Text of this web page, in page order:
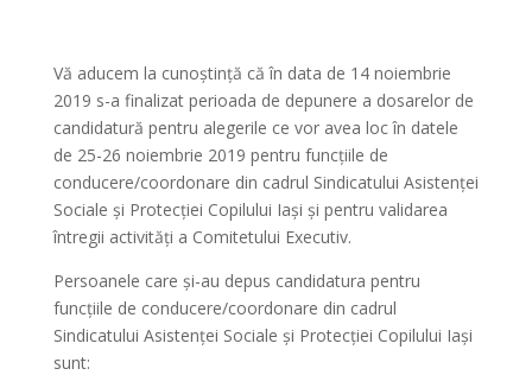
Vă aducem la cunoștință că în data de 14 noiembrie
2019 s-a finalizat perioada de depunere a dosarelor de
candidatură pentru alegerile ce vor avea loc în datele
de 25-26 noiembrie 2019 pentru funcţiile de
conducere/coordonare din cadrul Sindicatului Asistenței
Sociale și Protecției Copilului Iași și pentru validarea
întregii activități a Comitetului Executiv.
Persoanele care și-au depus candidatura pentru
funcțiile de conducere/coordonare din cadrul
Sindicatului Asistenței Sociale și Protecției Copilului Iași
sunt: